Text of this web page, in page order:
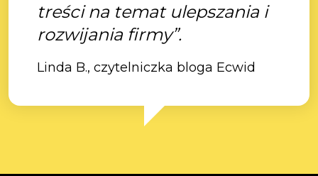
treści na temat ulepszania i
rozwijania firmy”.
Linda B., czytelniczka bloga Ecwid